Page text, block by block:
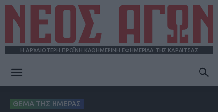
Η ΑΡΧΑΙΟΤΕΡΗ ΠΡΩΪΝΗ ΚΑΘΗΜΕΡΙΝΗ ΕΦΗΜΕΡΙΔΑ ΤΗΣ ΚΑΡΔΙΤΣΑΣ
ΘΕΜΑ ΤΗΣ ΗΜΕΡΑΣ